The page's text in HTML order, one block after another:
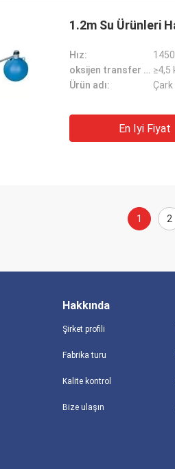
1.2m Su Ürünleri
Hız:
oksijen transfer kapasitesi: ≥4,5
Ürün adı:
Çark
En Iyi Fiyat
1 2
Hakkında
Şirket profili
Fabrika turu
Kalite kontrol
Bize ulaşın